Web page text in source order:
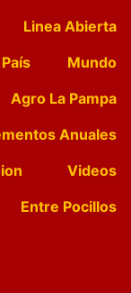
Linea Abierta
País
Mundo
Agro La Pampa
Anuales
Videos
Entre Pocillos